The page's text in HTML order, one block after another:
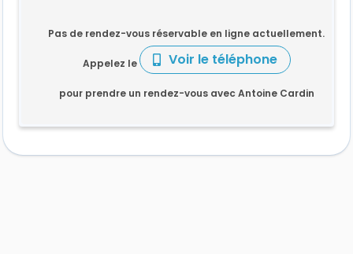
Pas de rendez-vous réservable en ligne actuellement.
Appelez le Voir le téléphone
pour prendre un rendez-vous avec Antoine Cardin